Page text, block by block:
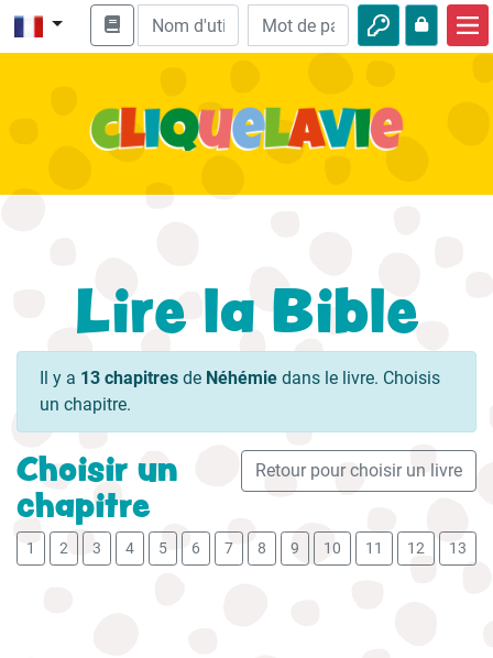
Enseignement biblique
Aventures
Loisirs
Lire la Bible
Il y a 13 chapitres de Néhémie dans le livre. Choisis
un chapitre.
Retour pour choisir un livre
Choisir un
chapitre
1 2 3 4 5 6 7 8 9 10 11 12 13